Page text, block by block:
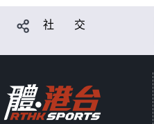
社 交